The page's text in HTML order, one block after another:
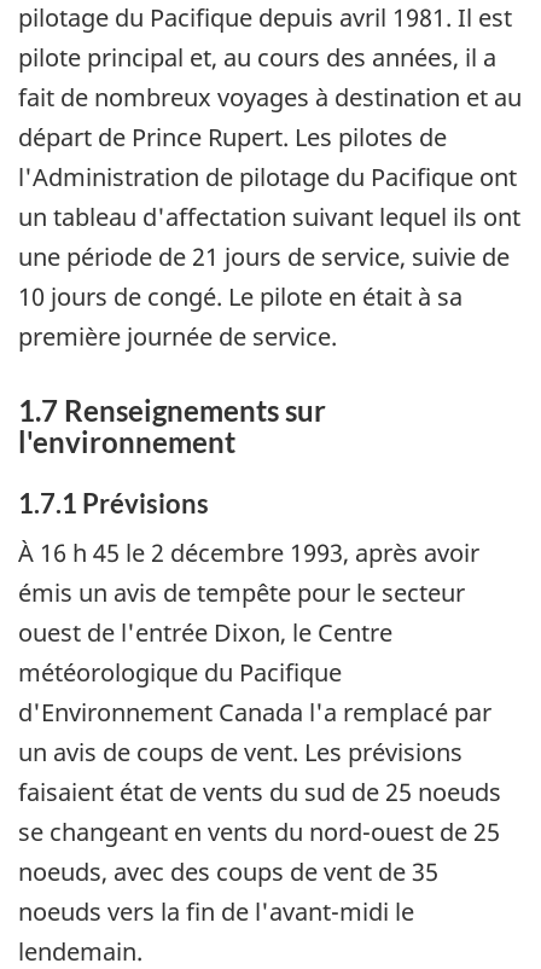
pilotage du Pacifique depuis avril 1981. Il est
pilote principal et, au cours des années, il a
fait de nombreux voyages à destination et au
départ de Prince Rupert. Les pilotes de
l'Administration de pilotage du Pacifique ont
un tableau d'affectation suivant lequel ils ont
une période de 21 jours de service, suivie de
10 jours de congé. Le pilote en était à sa
première journée de service.
1.7 Renseignements sur
l'environnement
1.7.1 Prévisions
À 16 h 45 le 2 décembre 1993, après avoir
émis un avis de tempête pour le secteur
ouest de l'entrée Dixon, le Centre
météorologique du Pacifique
d'Environnement Canada l'a remplacé par
un avis de coups de vent. Les prévisions
faisaient état de vents du sud de 25 noeuds
se changeant en vents du nord-ouest de 25
noeuds, avec des coups de vent de 35
noeuds vers la fin de l'avant-midi le
lendemain.